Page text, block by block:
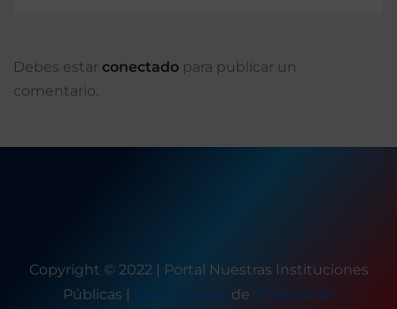
Debes estar conectado para publicar un
comentario.
Copyright © 2022 | Portal Nuestras Instituciones
Públicas
Seattle News de ThemeArile